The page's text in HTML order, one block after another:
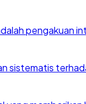
pengakuan
sistematis